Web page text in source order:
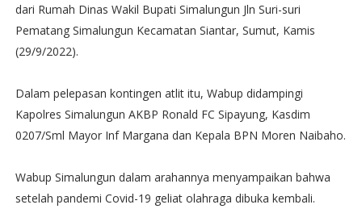
dari Rumah Dinas Wakil Bupati Simalungun Jln Suri-suri
Pematang Simalungun Kecamatan Siantar, Sumut, Kamis
(29/9/2022).
Dalam pelepasan kontingen atlit itu, Wabup didampingi
Kapolres Simalungun AKBP Ronald FC Sipayung, Kasdim
0207/Sml Mayor Inf Margana dan Kepala BPN Moren Naibaho.
Wabup Simalungun dalam arahannya menyampaikan bahwa
setelah pandemi Covid-19 geliat olahraga dibuka kembali.